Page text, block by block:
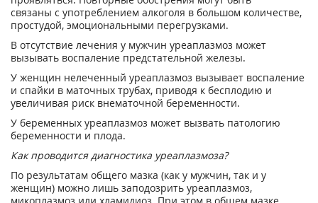
связаны с употреблением алкоголя в большом количестве,
простудой, эмоциональными перегрузками.
В отсутствие лечения у мужчин уреаплазмоз может
вызывать воспаление предстательной железы.
У женщин нелеченный уреаплазмоз вызывает воспаление
и спайки в маточных трубах, приводя к бесплодию и
увеличивая риск внематочной беременности.
У беременных уреаплазмоз может вызвать патологию
беременности и плода.
Как проводится диагностика уреаплазмоза?
По результатам общего мазка (как у мужчин, так и у
женщин) можно лишь заподозрить уреаплазмоз,
микоплазмоз или хламидиоз. При этом в общем мазке